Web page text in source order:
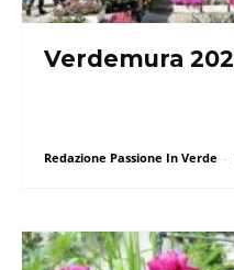
Verdemura
Redazione Passione In Verde -